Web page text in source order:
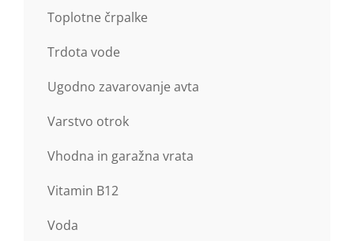
Toplotne črpalke
Trdota vode
Ugodno zavarovanje avta
Varstvo otrok
Vhodna in garažna vrata
Vitamin B12
Voda